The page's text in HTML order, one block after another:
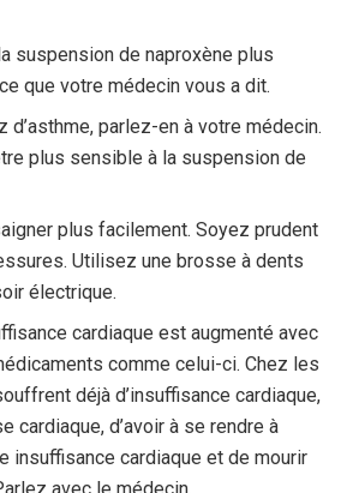
suspension de naproxène plus
que votre médecin vous a dit.
parlez-en à votre médecin.
plus sensible à la suspension de
plus facilement. Soyez prudent
Utilisez une brosse à dents
électrique.
cardiaque est augmenté avec
comme celui-ci. Chez les
déjà d’insuffisance cardiaque,
cardiaque, d’avoir à se rendre à
insuffisance cardiaque et de mourir